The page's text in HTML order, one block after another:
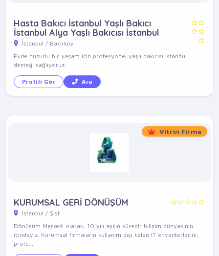
Hasta Bakıcı İstanbul Yaşlı Bakıcı
İstanbul Alya Yaşlı Bakıcısı İstanbul
İstanbul / Bakırköy
Evde huzurlu bir yaşam için profesyonel yaşlı bakıcısı İstanbul
desteği sağlıyoruz.
Profili Gör Ara
Vitrin Firma
KURUMSAL GERİ DÖNÜŞÜM
İstanbul / Şişli
Dönüşüm Merkezi olarak, 10 yılı aşkın süredir bilişim dünyasının
içindeyiz. Kurumsal firmaların kullanım dışı kalan IT envanterlerini,
profe...